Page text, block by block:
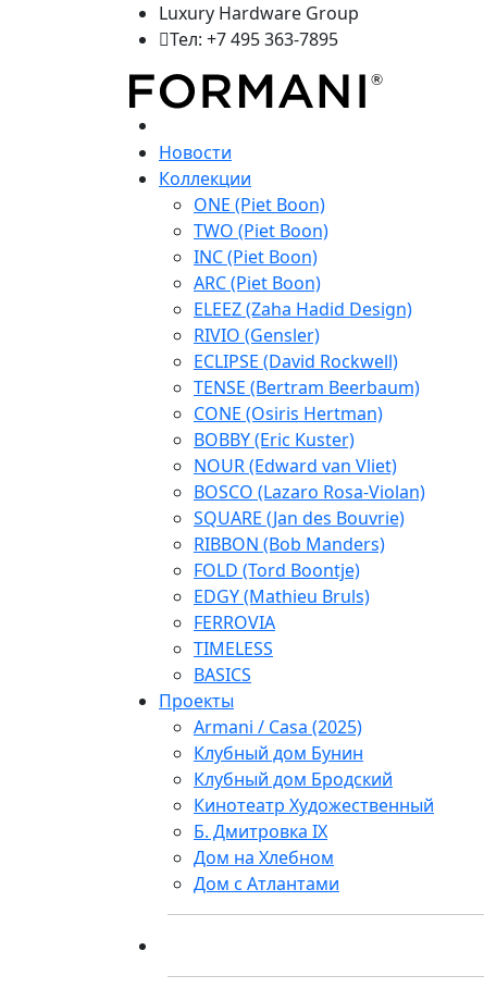
Luxury Hardware Group
Тел: +7 495 363-7895
Новости
Коллекции
ONE (Piet Boon)
TWO (Piet Boon)
INC (Piet Boon)
ARC (Piet Boon)
ELEEZ (Zaha Hadid Design)
RIVIO (Gensler)
ECLIPSE (David Rockwell)
TENSE (Bertram Beerbaum)
CONE (Osiris Hertman)
BOBBY (Eric Kuster)
NOUR (Edward van Vliet)
BOSCO (Lazaro Rosa-Violan)
SQUARE (Jan des Bouvrie)
RIBBON (Bob Manders)
FOLD (Tord Boontje)
EDGY (Mathieu Bruls)
FERROVIA
TIMELESS
BASICS
Проекты
Armani / Casa (2025)
Клубный дом Бунин
Клубный дом Бродский
Кинотеатр Художественный
Б. Дмитровка IX
Дом на Хлебном
Дом с Атлантами